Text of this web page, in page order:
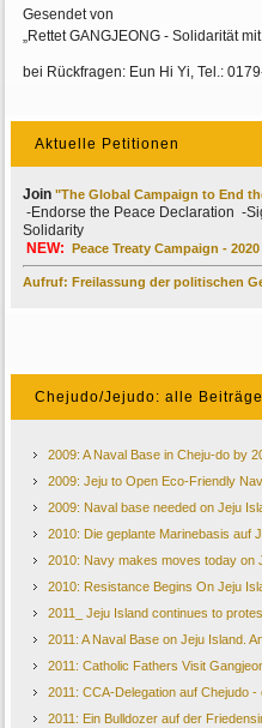
Gesendet von
„Rettet GANGJEONG - Solidarität
bei Rückfragen: Eun Hi Yi, Tel.:
Aktuelle Petitionen
Join"The Global Campaign to End
-Endorse the Peace Declaration -
Solidarity
NEW:
Peace Treaty Campaign - 2020
Aufruf: Freilassung der politischen
Chejudo/Jejudo: alle Beiträge
2009: A Naval Base in Cheju-do by
2009: Jeju to Open Eco-Friendly
2009: Naval base needed on Jeju
2010: Die geplante Marinebasis auf
2010: Navy makes moves today on
2010: Resistance Begins On Jeju
2011_ Jeju Island continues to
2011: A Naval Base on Jeju Island.
2011: Catholic Fathers Visit
2011: CCA-Delegation auf Chejudo -
2011: Ein Bulldozer auf der